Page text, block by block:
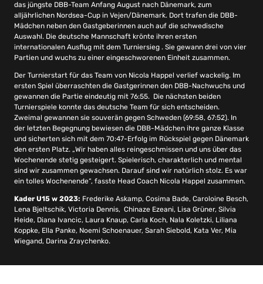
das jüngste DBB-Team Anfang August nach Dänemark, zum
alljährlichen Nordsea-Cup in Vejen/Dänemark. Dort trafen die DBB-
Mädchen neben den Gastgeberinnen auch auf die schwedische
Auswahl. Die deutsche Mannschaft krönte ihren ersten
internationalen Ausflug mit dem Turniersieg . Sie gewann drei von vier
Partien und wuchs zu einer eingeschworenen Einheit zusammen.
Der Turnierstart für das Team von Nicola Happel verlief wackelig. Im
ersten Spiel überraschten die Gastgerinnen den DBB-Nachwuchs und
gewannen die Partie eindeutig mit 76:55. Die nächsten beiden
Turnierspiele konnte das deutsche Team für sich entscheiden.
Zweimal gewannen sie souverän gegen Schweden (69:58, 67:52). In
der letzten Begegnung bewiesen die DBB-Mädchen ihre ganze Klasse
und sicherten sich mit dem 70:47-Erfolg im Rückspiel gegen Dänemark
den ersten Platz. „Wir haben alles reingeschmissen und uns über das
Wochenende stetig gesteigert. Spielerisch, charakterlich und mental
sind wir zusammen gewachsen. Darauf sind wir natürlich stolz. Es war
ein tolles Wochenende“, fasste Head Coach Nicola Happel zusammen.
Kader U15 w 2023: Frederike Askamp, Cosima Bade, Caroloine Besch,
Lena Bjeltschik, Victoria Dennis, Chinaze Ezeani, Lisa Grüner, Silvia
Heide, Diana Ivancic, Laura Knaup, Carla Koch, Nala Koletzki, Liliana
Koppke, Ella Panke, Noemi Schoenauer, Sarah Siebold, Kata Ver, Mia
Wiegand, Darina Zraychenko.